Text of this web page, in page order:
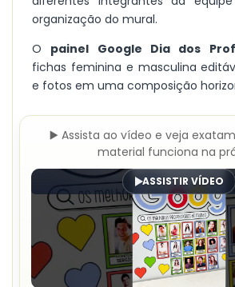
organização do mural.
O painel Google Dia dos
fichas feminina e masculina
e fotos em uma composição
▶️ Assista ao vídeo e veja
material funciona na
ASSISTIR VÍDEO